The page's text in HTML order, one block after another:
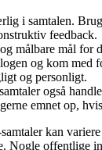
i samtalen.
feedback.
målbare mål for
og kom med
og personligt.
også
emnet op,
kan
Nogle offentlige